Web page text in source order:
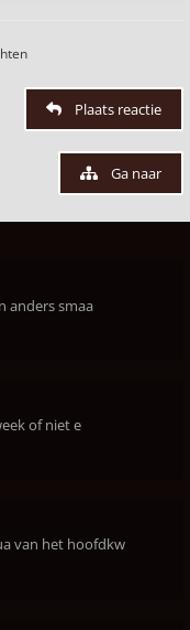
Plaats reactie
Ga naar
anders smaa
of niet e
van het hoofdkw